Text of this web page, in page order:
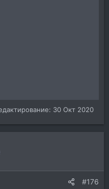
30 Окт 2020
#176